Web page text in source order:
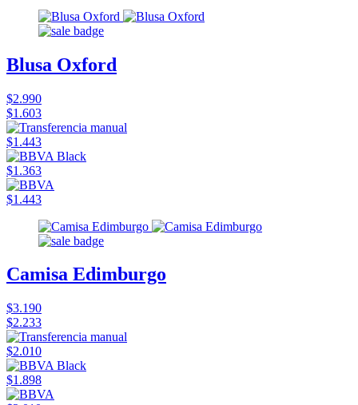
Blusa Oxford
$2.990
$1.603
$1.443
$1.363
$1.443
Camisa Edimburgo
$3.190
$2.233
$2.010
$1.898